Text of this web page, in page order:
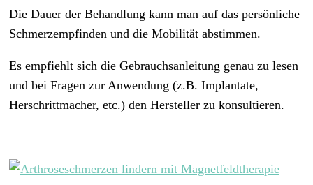
Die Dauer der Behandlung kann man auf das persönliche
Schmerzempfinden und die Mobilität abstimmen.
Es empfiehlt sich die Gebrauchsanleitung genau zu lesen
und bei Fragen zur Anwendung (z.B. Implantate,
Herschrittmacher, etc.) den Hersteller zu konsultieren.